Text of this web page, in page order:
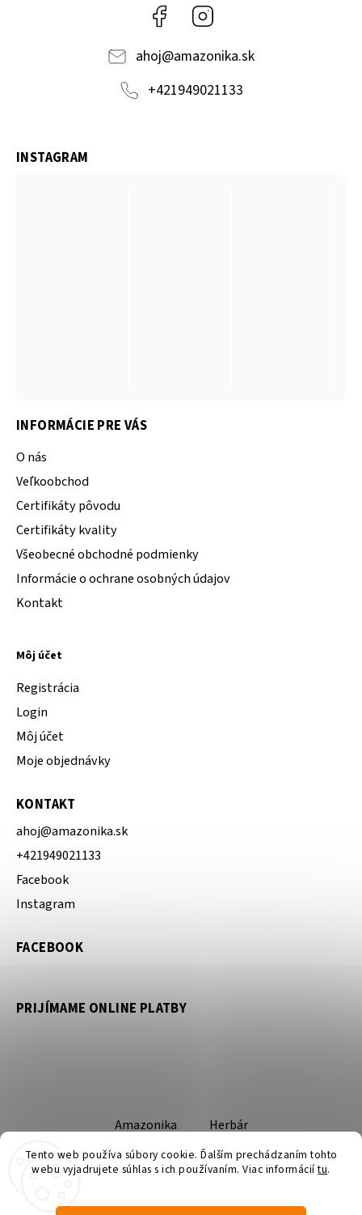
Tento web používa súbory cookie. Ďalším prechádzaním tohto
webu vyjadrujete súhlas s ich používaním. Viac informáciítu.
Facebook
ahoj@amazonika.sk
+421949021133
INFORMÁCIE PRE VÁS
O nás
Veľkoobchod
Certifikáty pôvodu
Certifikáty kvality
Všeobecné obchodné podmienky
Informácie o ochrane osobných údajov
Kontakt
INSTAGRAM
Môj účet
Registrácia
Login
Môj účet
Moje objednávky
KONTAKT
ahoj@amazonika.sk
+421949021133
Facebook
Instagram
FACEBOOK
PRIJÍMAME ONLINE PLATBY
Amazonika Herbár